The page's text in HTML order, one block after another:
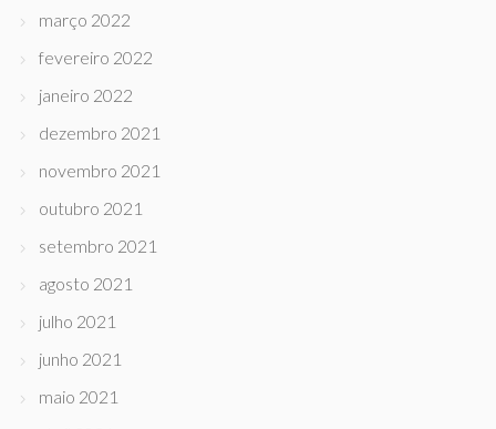
março 2022
fevereiro 2022
janeiro 2022
dezembro 2021
novembro 2021
outubro 2021
setembro 2021
agosto 2021
julho 2021
junho 2021
maio 2021